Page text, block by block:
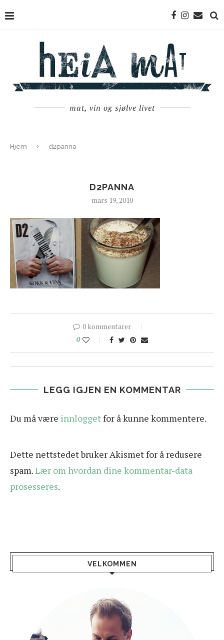
mat, vin og sjølve livet
Hjem d2panna
D2PANNA
mars 19, 2010
0 kommentarer
0
LEGG IGJEN EN KOMMENTAR
Du må være innloggetfor å kunne kommentere.
Dette nettstedet bruker Akismet for å redusere
spam.Lær om hvordan dine kommentar-data
prosesseres.
VELKOMMEN